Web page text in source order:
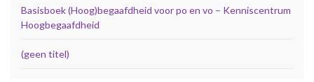
Basisboek (Hoog)begaafdheid voor po en vo – Kenniscentrum
Hoogbegaafdheid
(geen titel)